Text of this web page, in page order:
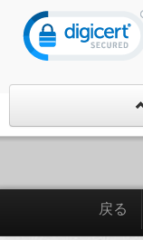
戻る